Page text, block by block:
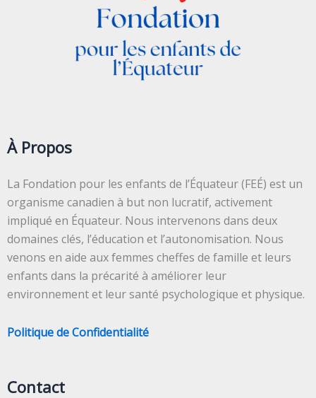
À Propos
La Fondation pour les enfants de l’Équateur (FEÉ) est un
organisme canadien à but non lucratif, activement
impliqué en Équateur. Nous intervenons dans deux
domaines clés, l’éducation et l’autonomisation. Nous
venons en aide aux femmes cheffes de famille et leurs
enfants dans la précarité à améliorer leur
environnement et leur santé psychologique et physique.
Politique de Confidentialité
Contact